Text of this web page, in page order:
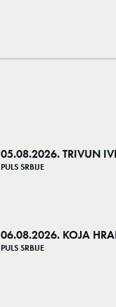
05.08.2026. TRIVUN
PULS SRBIJE
06.08.2026. KOJA
PULS SRBIJE